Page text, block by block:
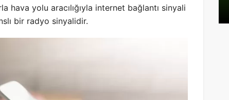
yolu aracılığıyla internet bağlantı sinyali
bir radyo sinyalidir.